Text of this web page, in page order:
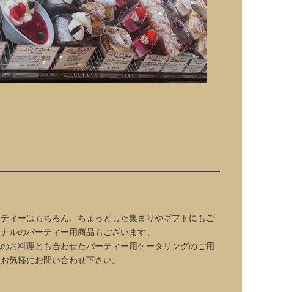
ィーはもちろん、ちょっとした集まりやギフトにもご
ルのパーティー用商品もございます。
お料理とも合わせたパーティー用ケータリングのご用
気軽にお問い合わせ下さい。